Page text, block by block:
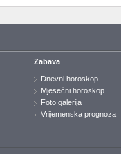
Zabava
Dnevni horoskop
Mjesečni horoskop
Foto galerija
Vrijemenska prognoza